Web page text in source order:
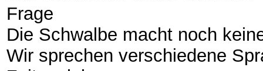
Frage
Die Schwalbe macht noch
Wir sprechen verschiedene